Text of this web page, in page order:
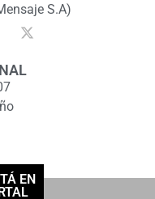
S.A)
EN